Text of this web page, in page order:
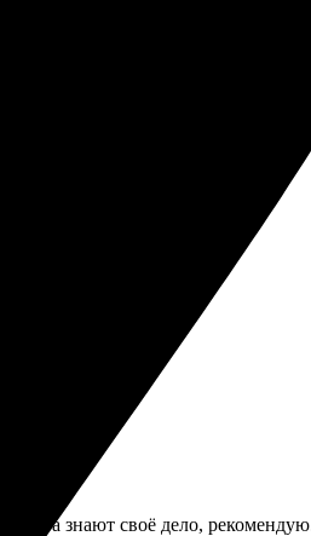
вовремя. Рекомендую всем
знают своё дело,